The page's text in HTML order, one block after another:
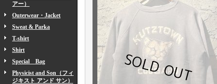
アー）
Outerwear・Jacket
Sweat & Parka
T-shirt
Shirt
Special Bag
Physicist and Son（フィ
ジキスト アンド サン）